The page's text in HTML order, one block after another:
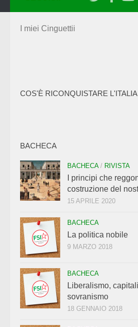
I miei Cinguettii
COS'È RICONQUISTARE L'ITALIA
BACHECA
BACHECA/ RIVISTA
I principi che
costruzione del
15 APRILE 2020
BACHECA
La politica nobile
9 MARZO 2018
BACHECA
Liberalismo,
sovranismo
18 GENNAIO 2018